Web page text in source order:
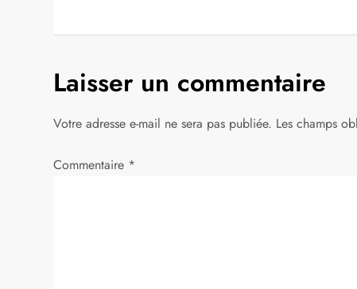
i
g
a
Laisser un commentaire
Votre adresse e-mail ne sera pas publiée. Les champs
Commentaire *